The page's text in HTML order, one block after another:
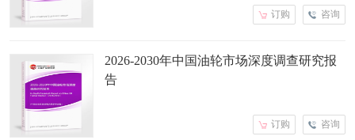
咨询
订购
2026-2030年中国油轮市场深度调查研究报
告
咨询
订购